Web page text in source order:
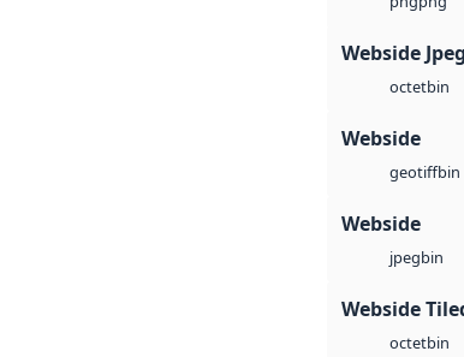
Webside
octetbin
Webside
geotiffbin
Webside
jpegbin
Webside
octetbin